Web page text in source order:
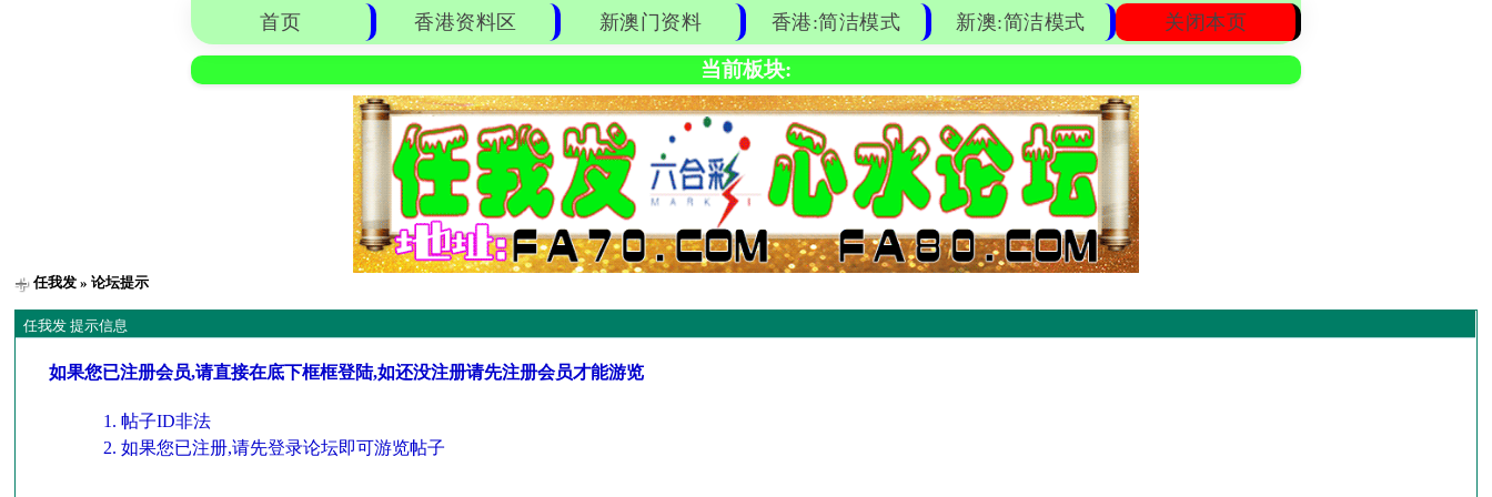
首页 香港资料区 新澳门资料 香港:简洁模式 新澳:简洁模式 关闭本页
当前板块:
任我发 » 论坛提示
任我发 提示信息
如果您已注册会员,请直接在底下框框登陆,如还没注册请先注册会员才能游览
帖子ID非法
如果您已注册,请先登录论坛即可游览帖子